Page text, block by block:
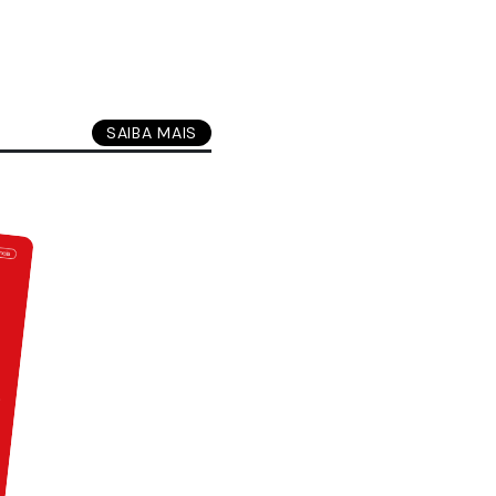
SAIBA MAIS